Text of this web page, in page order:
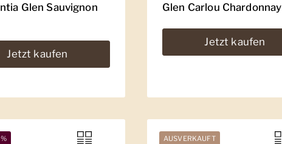
Glen Sauvignon
Jetzt kaufen
Glen Carlou Chardonnay
Jetzt kaufen
AUSVERKAUFT